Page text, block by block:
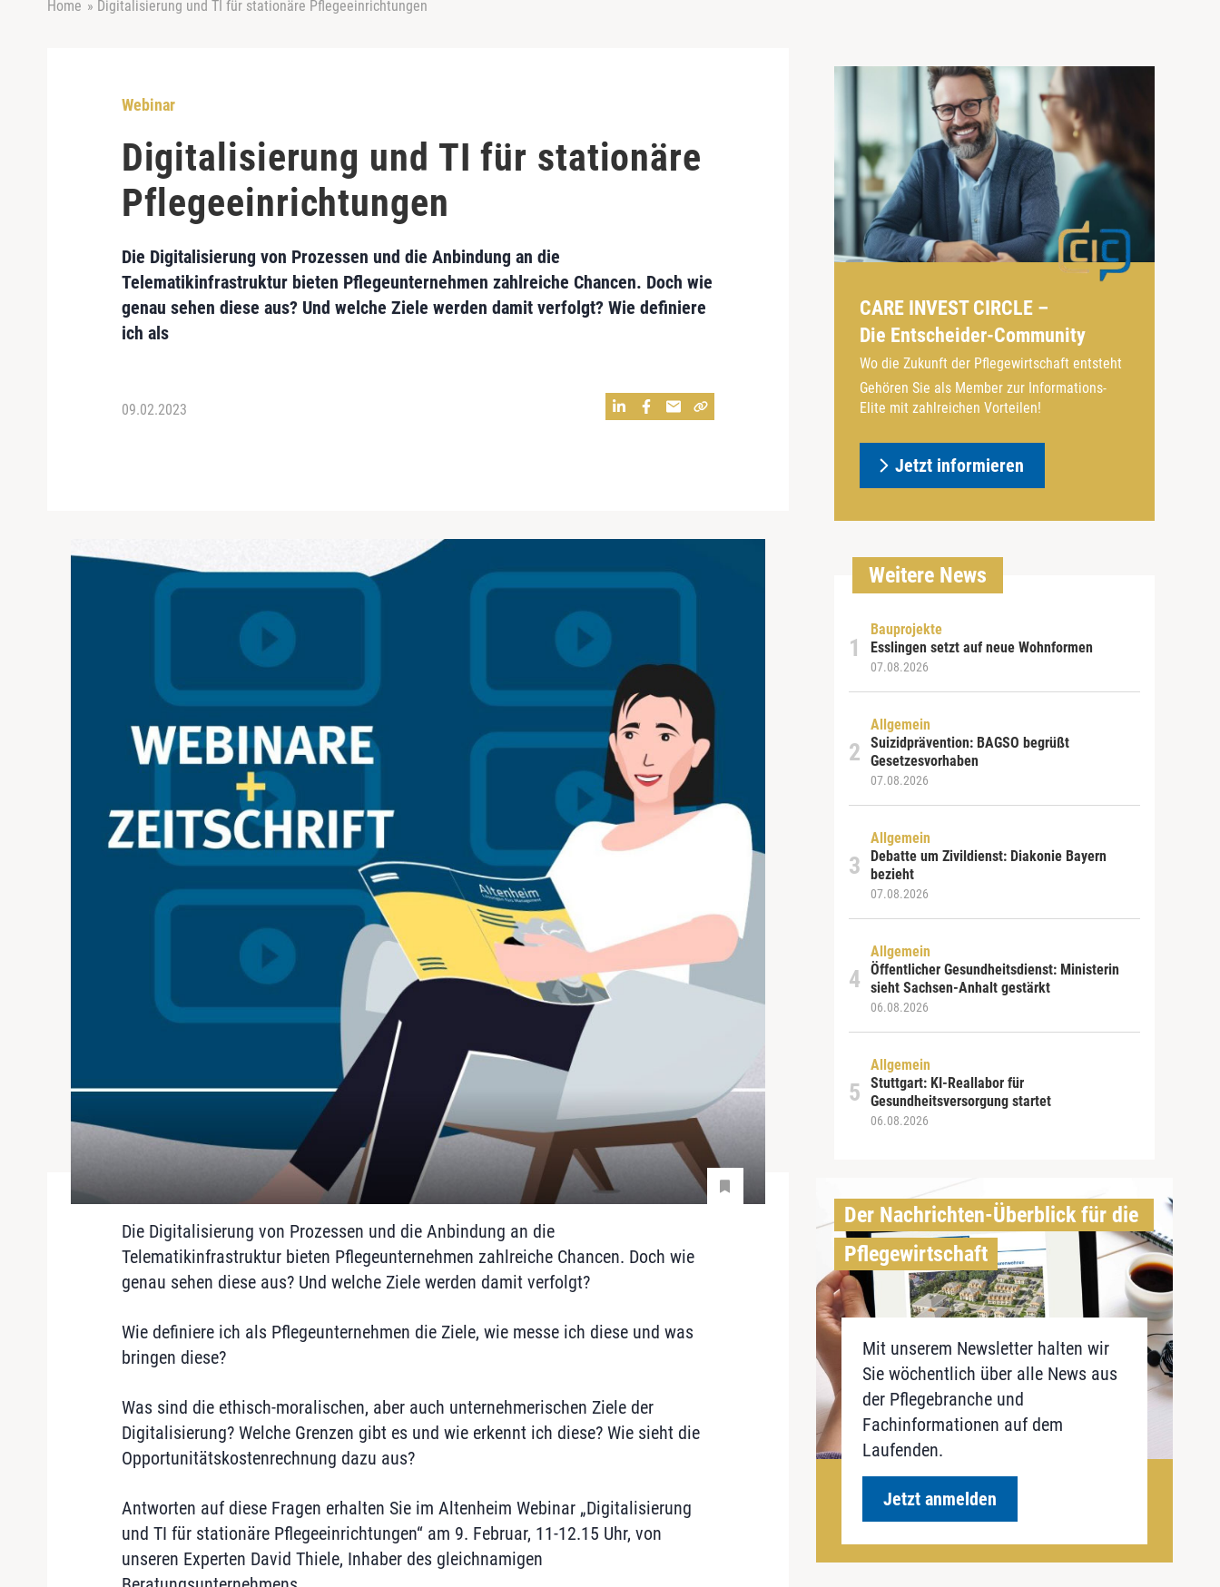
Home » Digitalisierung und TI für stationäre Pflegeeinrichtungen
Webinar
Digitalisierung und TI für stationäre
Pflegeeinrichtungen
Die Digitalisierung von Prozessen und die Anbindung an die
Telematikinfrastruktur bieten Pflegeunternehmen zahlreiche Chancen. Doch wie
genau sehen diese aus? Und welche Ziele werden damit verfolgt? Wie definiere
ich als
09.02.2023
Die Digitalisierung von Prozessen und die Anbindung an die
Telematikinfrastruktur bieten Pflegeunternehmen zahlreiche Chancen. Doch wie
genau sehen diese aus? Und welche Ziele werden damit verfolgt?
Wie definiere ich als Pflegeunternehmen die Ziele, wie messe ich diese und was
bringen diese?
Was sind die ethisch-moralischen, aber auch unternehmerischen Ziele der
Digitalisierung? Welche Grenzen gibt es und wie erkennt ich diese? Wie sieht die
Opportunitätskostenrechnung dazu aus?
Antworten auf diese Fragen erhalten Sie im Altenheim Webinar „Digitalisierung
und TI für stationäre Pflegeeinrichtungen“ am 9. Februar, 11-12.15 Uhr, von
unseren Experten David Thiele, Inhaber des gleichnamigen
CARE INVEST CIRCLE –
Die Entscheider-Community
Wo die Zukunft der Pflegewirtschaft entsteht
Gehören Sie als Member zur Informations-
Elite mit zahlreichen Vorteilen!
Jetzt informieren
Weitere News
Bauprojekte
Esslingen setzt auf neue Wohnformen
07.08.2026
Allgemein
Suizidprävention: BAGSO begrüßt
Gesetzesvorhaben
07.08.2026
Allgemein
Debatte um Zivildienst: Diakonie Bayern
bezieht
07.08.2026
Allgemein
Öffentlicher Gesundheitsdienst: Ministerin
sieht Sachsen-Anhalt gestärkt
06.08.2026
Allgemein
Stuttgart: KI-Reallabor für
Gesundheitsversorgung startet
06.08.2026
Der Nachrichten-Überblick für die
Pflegewirtschaft
Mit unserem Newsletter halten wir
Sie wöchentlich über alle News aus
der Pflegebranche und
Fachinformationen auf dem
Laufenden.
Jetzt anmelden